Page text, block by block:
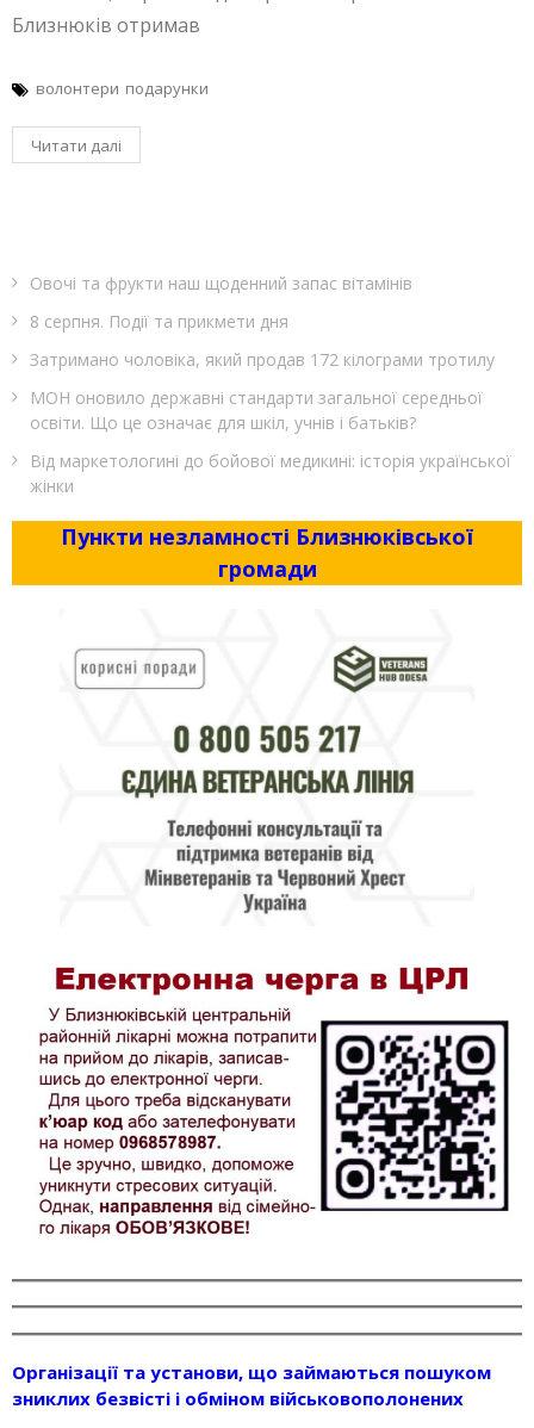
Близнюків отримав
волонтери подарунки
Читати далі
Овочі та фрукти наш щоденний запас вітамінів
8 серпня. Події та прикмети дня
Затримано чоловіка, який продав 172 кілограми тротилу
МОН оновило державні стандарти загальної середньої
освіти. Що це означає для шкіл, учнів і батьків?
Від маркетологині до бойової медикині: історія української
жінки
Пункти незламності Близнюківської
громади
Організації та установи, що займаються пошуком
зниклих безвісті і обміном військовополонених